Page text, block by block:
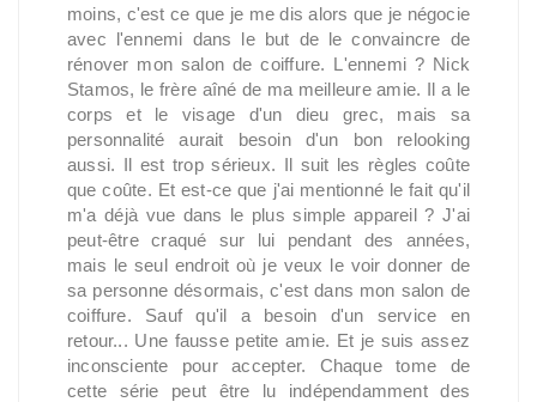
moins, c'est ce que je me dis alors que je négocie
avec l'ennemi dans le but de le convaincre de
rénover mon salon de coiffure. L'ennemi ? Nick
Stamos, le frère aîné de ma meilleure amie. Il a le
corps et le visage d'un dieu grec, mais sa
personnalité aurait besoin d'un bon relooking
aussi. Il est trop sérieux. Il suit les règles coûte
que coûte. Et est-ce que j'ai mentionné le fait qu'il
m'a déjà vue dans le plus simple appareil ? J'ai
peut-être craqué sur lui pendant des années,
mais le seul endroit où je veux le voir donner de
sa personne désormais, c'est dans mon salon de
coiffure. Sauf qu'il a besoin d'un service en
retour... Une fausse petite amie. Et je suis assez
inconsciente pour accepter. Chaque tome de
cette série peut être lu indépendamment des